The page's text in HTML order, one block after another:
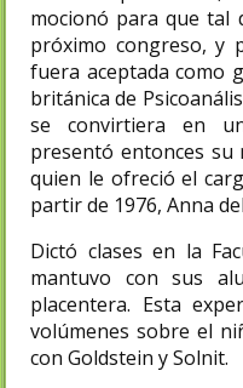
mocionó para que tal
próximo congreso, y
fuera aceptada como
británica de
se convirtiera en
presentó entonces su
quien le ofreció el
partir de 1976, Anna
Dictó clases en la
mantuvo con sus
placentera. Esta
volúmenes sobre el
con Goldstein y Solnit.